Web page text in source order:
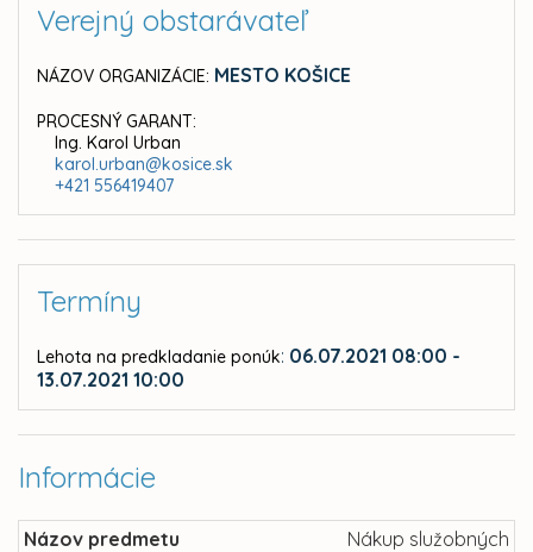
Verejný obstarávateľ
NÁZOV ORGANIZÁCIE: MESTO KOŠICE
PROCESNÝ GARANT:
Ing. Karol Urban
karol.urban@kosice.sk
+421 556419407
Termíny
Lehota na predkladanie ponúk: 06.07.2021 08:00 -
13.07.2021 10:00
Informácie
Názov predmetu
Nákup služobných